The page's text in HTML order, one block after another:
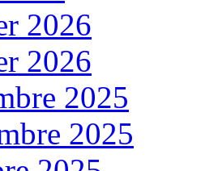
2026
2026
2025
2025